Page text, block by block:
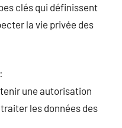
clés qui définissent
la vie privée des
une autorisation
les données des